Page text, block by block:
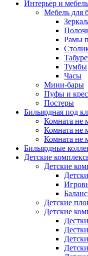
Интерьер и мебель
Мебель для
Рамы
Тумбы
Часы
Мини-бары
Пуфы и
Постеры
Бильярдная под
Комната не
Комната не
Комната не
Бильярдные
Детские
Детские
Детские
Детские